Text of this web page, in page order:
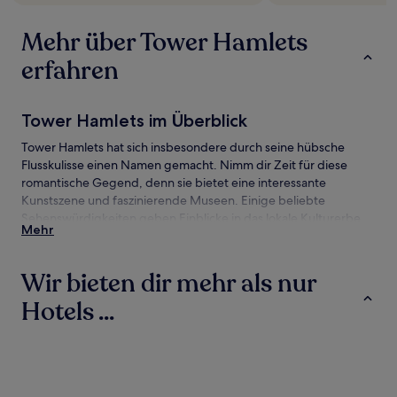
Mehr über Tower Hamlets
erfahren
Tower Hamlets im Überblick
Tower Hamlets hat sich insbesondere durch seine hübsche
Flusskulisse einen Namen gemacht. Nimm dir Zeit für diese
romantische Gegend, denn sie bietet eine interessante
Kunstszene und faszinierende Museen. Einige beliebte
darunter Tower Bridge und Tower of London. Es gibt noch viel
Troxy und Museum of London Docklands.
Tower Hamlets – Anreise
Mehr
Wir bieten dir mehr als nur
Hotels ...